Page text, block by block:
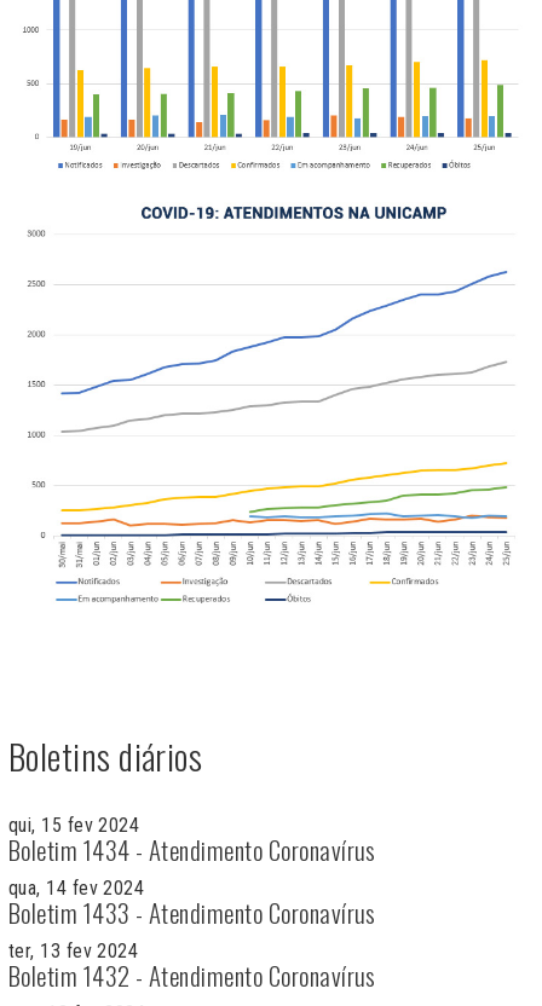
Boletins diários
qui, 15 fev 2024
Boletim 1434 - Atendimento Coronavírus
qua, 14 fev 2024
Boletim 1433 - Atendimento Coronavírus
ter, 13 fev 2024
Boletim 1432 - Atendimento Coronavírus